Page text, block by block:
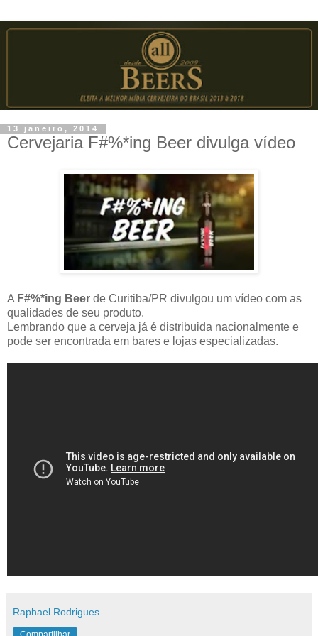
13 janeiro, 2014
Cervejaria F#%*ing Beer divulga vídeo
A F#%*ing Beer de Curitiba/PR divulgou um vídeo com as
qualidades de seu produto.
Lembrando que a cerveja já é distribuida nacionalmente e
pode ser encontrada em bares e lojas especializadas.
Raphael Rodrigues